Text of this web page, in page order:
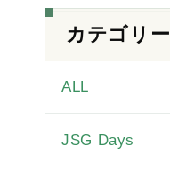
カテゴリー
ALL
JSG Days